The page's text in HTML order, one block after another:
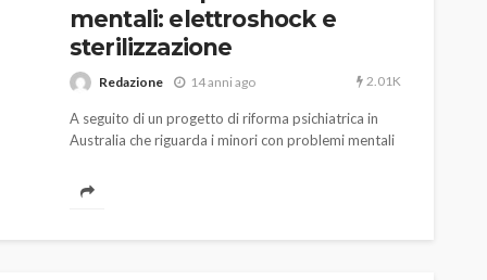
mentali: elettroshock e
sterilizzazione
Redazione 14 anni ago 2.01K
A seguito di un progetto di riforma psichiatrica in
Australia che riguarda i minori con problemi mentali
direttrice scolastica Alison Tarrant Perth ha scritto
784
abbracciano la stessa causa
god 9 mesi ago